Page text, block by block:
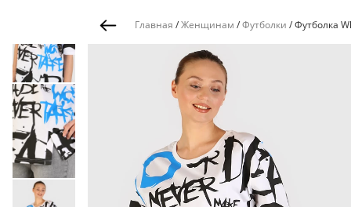
Главная /Женщинам /Футболки /Футболка